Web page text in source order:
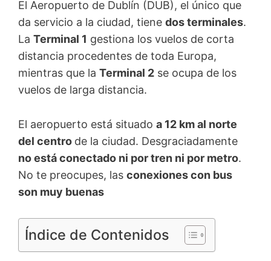
El Aeropuerto de Dublín (DUB), el único que
da servicio a la ciudad, tiene dos terminales.
La Terminal 1 gestiona los vuelos de corta
distancia procedentes de toda Europa,
mientras que la Terminal 2 se ocupa de los
vuelos de larga distancia.
El aeropuerto está situado a 12 km al norte
del centro de la ciudad. Desgraciadamente
no está conectado ni por tren ni por metro.
No te preocupes, las conexiones con bus
son muy buenas
Índice de Contenidos